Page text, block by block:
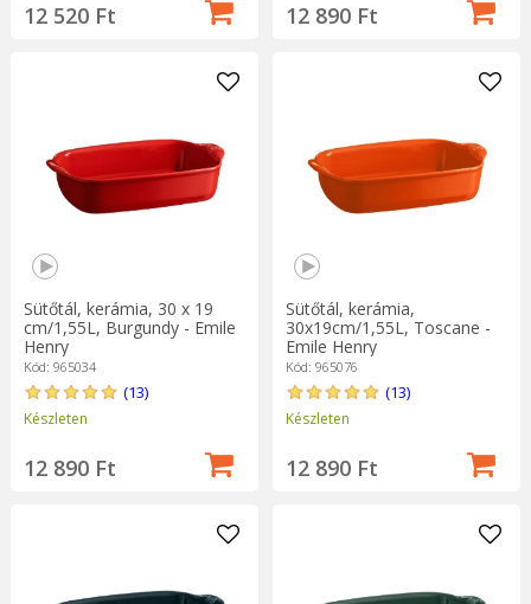
12 520 Ft 12 890 Ft
Sütőtál, kerámia, 30 x 19
cm/1,55L, Burgundy - Emile
Henry
Kód: 965034
(13)
Készleten
12 890 Ft
Sütőtál, kerámia,
30x19cm/1,55L, Toscane -
Emile Henry
Kód: 965076
(13)
Készleten
12 890 Ft